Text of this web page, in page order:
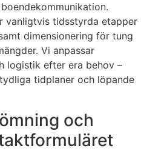
vanligtvis tidsstyrda etapper
dimensionering för tung
Vi anpassar
logistik efter era behov –
tidplaner och löpande
och